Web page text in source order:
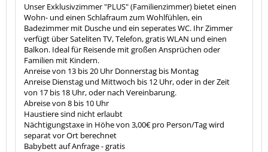
Unser Exklusivzimmer "PLUS" (Familienzimmer) bietet einen
Wohn- und einen Schlafraum zum Wohlfühlen, ein
Badezimmer mit Dusche und ein seperates WC. Ihr Zimmer
verfügt über Sateliten TV, Telefon, gratis WLAN und einen
Balkon. Ideal für Reisende mit großen Ansprüchen oder
Familien mit Kindern.
Anreise von 13 bis 20 Uhr Donnerstag bis Montag
Anreise Dienstag und Mittwoch bis 12 Uhr, oder in der Zeit
von 17 bis 18 Uhr, oder nach Vereinbarung.
Abreise von 8 bis 10 Uhr
Haustiere sind nicht erlaubt
Nächtigungstaxe in Höhe von 3,00€ pro Person/Tag wird
separat vor Ort berechnet
Babybett auf Anfrage - gratis